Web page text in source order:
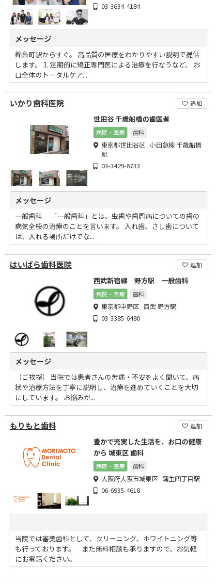
03-3634-4184
メッセージ
錦糸町駅からすぐ。 高品質の医療をわかりやすい説明で提供
します。 1. 定期的に矯正専門医による治療を行なうなど、 お
口全体のトータルケア...
いかり歯科医院 追加
世田谷 千歳船橋の歯医者
病院・医療 歯科
東京都世田谷区 小田急線 千歳船橋
駅
03-3429-6733
メッセージ
一般歯科 「一般歯科」とは、虫歯や歯周病についての歯の
病気全般の治療のことを言います。 入れ歯、さし歯について
は、入れる場所だけでな...
はいばら歯科医院 追加
西武新宿線 野方駅 一般歯科
病院・医療 歯科
東京都中野区 西武 野方駅
03-3385-6480
メッセージ
（ご挨拶） 当院では患者さんの苦痛・不安をよく聞いて、病
状や治療方法を丁寧に説明し、治療を進めていくことを大切
にしています。 お悩みが...
もりもと歯科 追加
豊かで充実した生活を、お口の健康
から 城東区 歯科
病院・医療 歯科
大阪府大阪市城東区 蒲生四丁目駅
06-6935-4618
当院では審美歯科として、クリーニング、ホワイトニング等
も行っております。 また無料相談も承りますので、お気軽
にお電話ください。